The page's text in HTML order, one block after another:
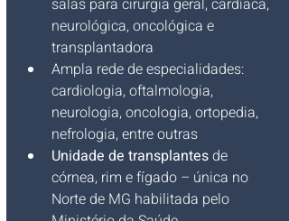
salas para cirurgia geral, cardíaca,
neurológica, oncológica e
transplantadora
Ampla rede de especialidades:
cardiologia, oftalmologia,
neurologia, oncologia, ortopedia,
nefrologia, entre outras
Unidade de transplantes de
córnea, rim e fígado – única no
Norte de MG habilitada pelo